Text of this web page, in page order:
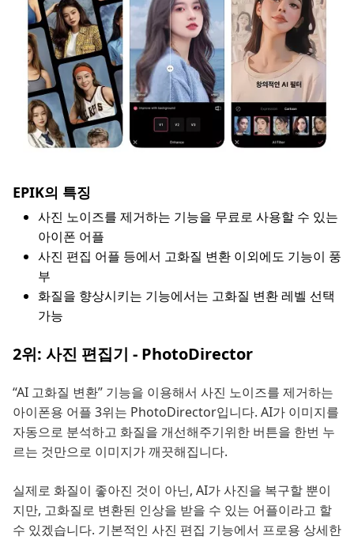
EPIK의 특징
사진 노이즈를 제거하는 기능을 무료로 사용할 수 있는
아이폰 어플
사진 편집 어플 등에서 고화질 변환 이외에도 기능이 풍
부
화질을 향상시키는 기능에서는 고화질 변환 레벨 선택
가능
2위: 사진 편집기 - PhotoDirector
“AI 고화질 변환” 기능을 이용해서 사진 노이즈를 제거하는
아이폰용 어플 3위는 PhotoDirector입니다. AI가 이미지를
자동으로 분석하고 화질을 개선해주기위한 버튼을 한번 누
르는 것만으로 이미지가 깨끗해집니다.
실제로 화질이 좋아진 것이 아닌, AI가 사진을 복구할 뿐이
지만, 고화질로 변환된 인상을 받을 수 있는 어플이라고 할
수 있겠습니다. 기본적인 사진 편집 기능에서 프로용 상세한